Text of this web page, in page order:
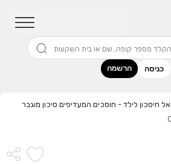
כניסה הרשמה
חיסכון לילד - חוסכים המעדיפים סיכון מוגבר
המוביל בתשואה בליווי
(ללא עלות), השאירו פרטים: